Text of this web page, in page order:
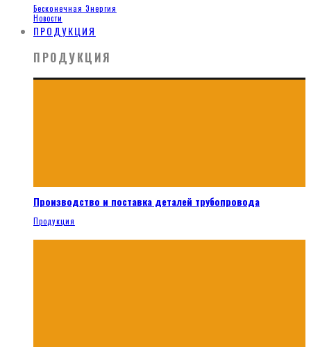
Бесконечная Энергия
Новости
ПРОДУКЦИЯ
ПРОДУКЦИЯ
Производство и поставка деталей трубопровода
Продукция